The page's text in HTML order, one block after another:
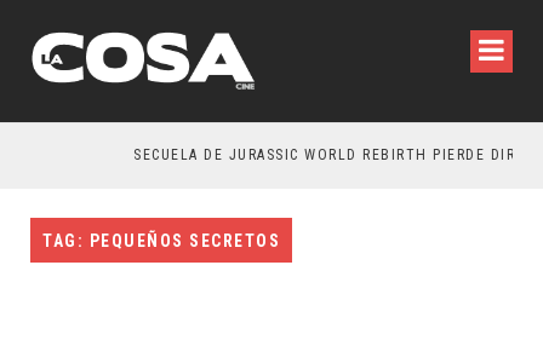
SECUELA DE JURASSIC WORLD REBIRTH PIERDE
TAG: PEQUEÑOS SECRETOS